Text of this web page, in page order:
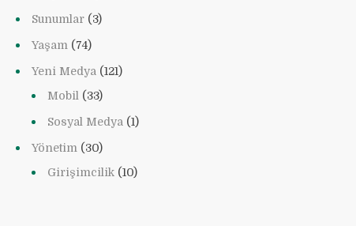
Sunumlar (3)
Yaşam (74)
Yeni Medya (121)
Mobil (33)
Sosyal Medya (1)
Yönetim (30)
Girişimcilik (10)